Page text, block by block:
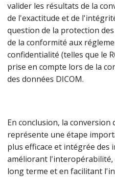
valider les résultats de la
de l'exactitude et de
question de la protection
de la conformité aux
confidentialité (telles que le
prise en compte lors de la
des données DICOM.
En conclusion, la conversion
représente une étape
plus efficace et intégrée des
améliorant l'interopérabilité,
long terme et en facilitant